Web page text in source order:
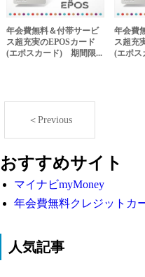
年会費無料＆付帯サービ
ス超充実のEPOSカード
(エポスカード) 期間限...
年会費
ス超充
(エポ
＜Previous
おすすめサイト
マイナビmyMoney
年会費無料クレジットカ
人気記事